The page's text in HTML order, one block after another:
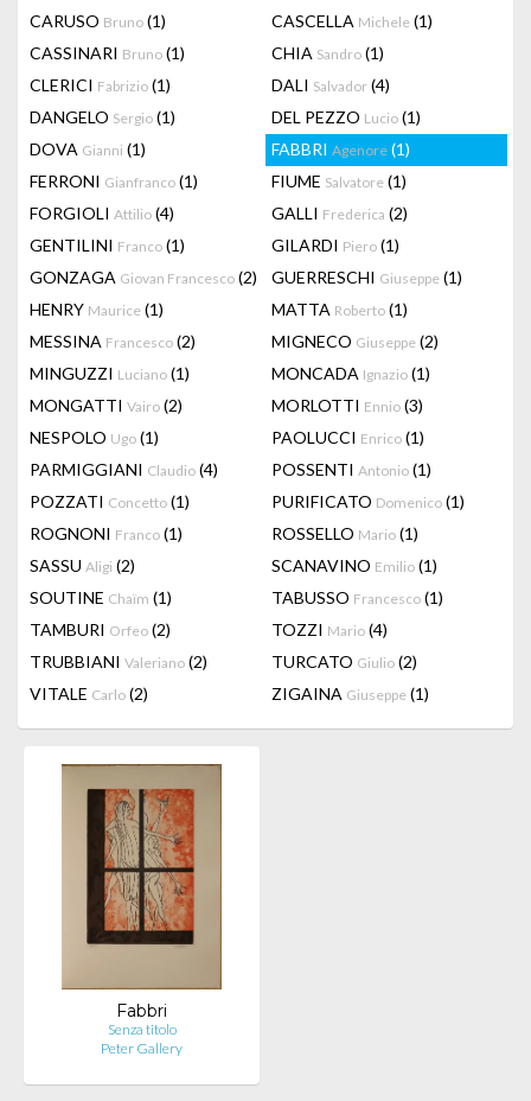
CARUSO Bruno (1) CASCELLA Michele (1)
CASSINARI Bruno (1) CHIA Sandro (1)
CLERICI Fabrizio (1) DALI Salvador (4)
DANGELO Sergio (1) DEL PEZZO Lucio (1)
DOVA Gianni (1) FABBRI Agenore (1)
FERRONI Gianfranco (1) FIUME Salvatore (1)
FORGIOLI Attilio (4) GALLI Frederica (2)
GENTILINI Franco (1) GILARDI Piero (1)
GONZAGA Giovan Francesco (2) GUERRESCHI Giuseppe (1)
HENRY Maurice (1) MATTA Roberto (1)
MESSINA Francesco (2) MIGNECO Giuseppe (2)
MINGUZZI Luciano (1) MONCADA Ignazio (1)
MONGATTI Vairo (2) MORLOTTI Ennio (3)
NESPOLO Ugo (1) PAOLUCCI Enrico (1)
PARMIGGIANI Claudio (4) POSSENTI Antonio (1)
POZZATI Concetto (1) PURIFICATO Domenico (1)
ROGNONI Franco (1) ROSSELLO Mario (1)
SASSU Aligi (2) SCANAVINO Emilio (1)
SOUTINE Chaïm (1) TABUSSO Francesco (1)
TAMBURI Orfeo (2) TOZZI Mario (4)
TRUBBIANI Valeriano (2) TURCATO Giulio (2)
VITALE Carlo (2) ZIGAINA Giuseppe (1)
Fabbri
Senza titolo
Peter Gallery